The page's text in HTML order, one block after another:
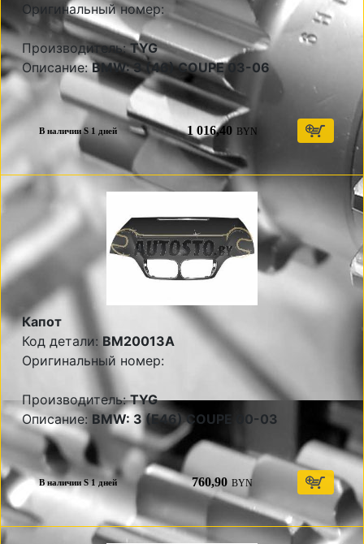
Оригинальный номер:
Производитель:TYG
Описание:BMW: 3 (46) COUPE 03-06
В наличии S 1 дней 1 016,40 BYN
Капот
Код детали: BM20013A
Оригинальный номер:
Производитель:TYG
Описание: BMW: 3 (E46) COUPE 00-03
В наличии S 1 дней 760,90 BYN